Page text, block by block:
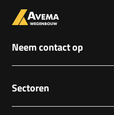
Neem contact op
Sectoren